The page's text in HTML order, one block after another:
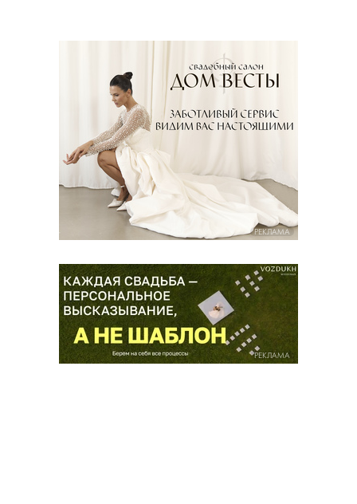
РЕКЛАМА
РЕКЛАМА